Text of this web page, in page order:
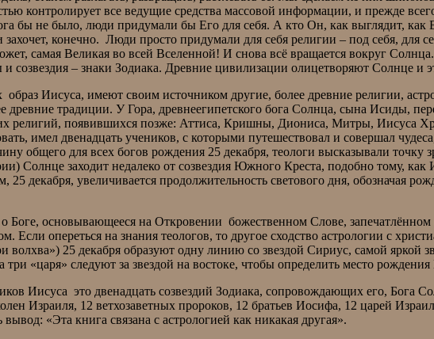
контролирует все ведущие средства массовой информации, и прежде
бы не было, люди придумали бы Его для себя. А кто Он, как выглядит, как
конечно. Люди просто придумали для себя религии – под себя, для
самая Великая во всей Вселенной! И снова всё вращается вокруг
созвездия – знаки Зодиака. Древние цивилизации олицетворяют Солнце и
Иисуса, имеют своим источником другие, более древние религии,
древние традиции. У Гора, древнеегипетского бога Солнца, сына Исиды,
религий, появившихся позже: Аттиса, Кришны, Диониса, Митры, Иисуса
имел двенадцать учеников, с которыми путешествовал и совершал
общего для всех богов рождения 25 декабря, теологи высказывали точку
Солнце заходит недалеко от созвездия Южного Креста, подобно тому, как
25 декабря, увеличивается продолжительность светового дня,
о Боге, основывающееся на Откровении божественном Слове,
опереться на знания теологов, то другое сходство астрологии с
25 декабря образуют одну линию со звездой Сириус, самой яркой
три «царя» следуют за звездой на востоке, чтобы определить место
Иисуса это двенадцать созвездий Зодиака, сопровождающих его, Бога
Израиля, 12 ветхозаветных пророков, 12 братьев Иосифа, 12 царей
вывод: «Эта книга связана с астрологией как никакая другая».